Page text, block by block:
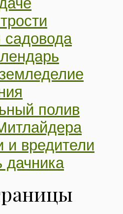
полив
и вредители
дачника